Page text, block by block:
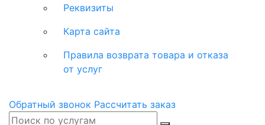
Реквизиты
Карта сайта
Правила возврата товара и отказа
от услуг
Обратный звонок Рассчитать заказ